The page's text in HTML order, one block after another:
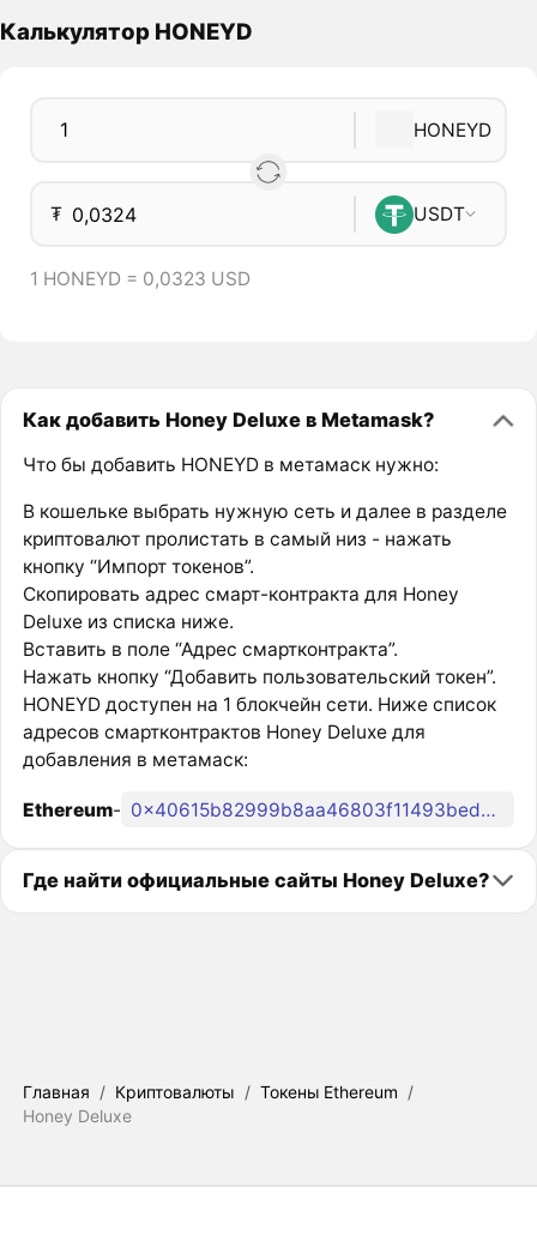
Калькулятор HONEYD
HONEYD
₮ USDT
1 HONEYD = 0,0323 USD
Как добавить Honey Deluxe в Metamask?
Что бы добавить HONEYD в метамаск нужно:
В кошельке выбрать нужную сеть и далее в разделе
криптовалют пролистать в самый низ - нажать
кнопку “Импорт токенов”.
Скопировать адрес смарт-контракта для Honey
Deluxe из списка ниже.
Вставить в поле “Адрес смартконтракта”.
Нажать кнопку “Добавить пользовательский токен”.
HONEYD доступен на 1 блокчейн сети. Ниже список
адресов смартконтрактов Honey Deluxe для
добавления в метамаск:
Ethereum- 0x40615b82999b8aa46803f11493bedab0314eb5e7
Где найти официальные сайты Honey Deluxe?
Главная / Криптовалюты / Токены Ethereum /
Honey Deluxe